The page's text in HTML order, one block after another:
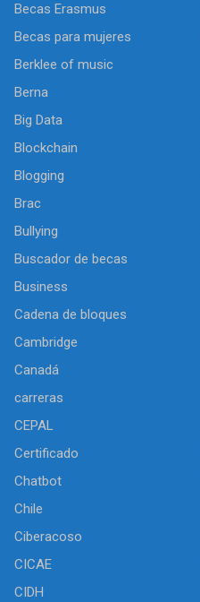
Becas Erasmus
Becas para mujeres
Berklee of music
Berna
Big Data
Blockchain
Blogging
Brac
Bullying
Buscador de becas
Business
Cadena de bloques
Cambridge
Canadá
carreras
CEPAL
Certificado
Chatbot
Chile
Ciberacoso
CICAE
CIDH